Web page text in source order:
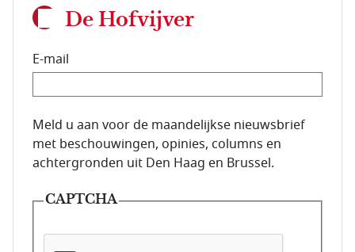
De Hofvijver
E-mail
E-mailadres van de abonnee.
Meld u aan voor de maandelijkse nieuwsbrief
met beschouwingen, opinies, columns en
achtergronden uit Den Haag en Brussel.
CAPTCHA